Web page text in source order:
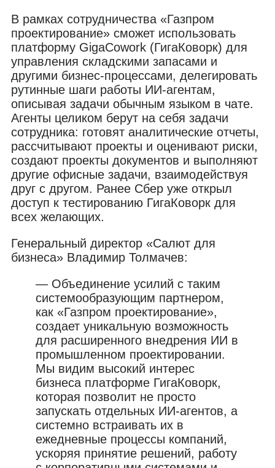
В рамках сотрудничества «Газпром
проектирование» сможет использовать
платформу GigaCowork (ГигаКоворк) для
управления складскими запасами и
другими бизнес-процессами, делегировать
рутинные шаги работы ИИ-агентам,
описывая задачи обычным языком в чате.
Агенты целиком берут на себя задачи
сотрудника: готовят аналитические отчеты,
рассчитывают проекты и оценивают риски,
создают проекты документов и выполняют
другие офисные задачи, взаимодействуя
друг с другом. Ранее Сбер уже открыл
доступ к тестированию ГигаКоворк для
всех желающих.
Генеральный директор «Салют для
бизнеса» Владимир Толмачев:
— Объединение усилий с таким
системообразующим партнером,
как «Газпром проектирование»,
создает уникальную возможность
для расширенного внедрения ИИ в
промышленном проектировании.
Мы видим высокий интерес
бизнеса платформе ГигаКоворк,
которая позволит не просто
запускать отдельных ИИ-агентов, а
системно встраивать их в
ежедневные процессы компаний,
ускоряя принятие решений, работу